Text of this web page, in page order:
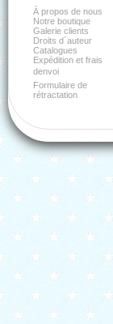
À propos de nous
Notre boutique
Galerie clients
Droits d´auteur
Catalogues
Expédition et frais
denvoi
Formulaire de
rétractation